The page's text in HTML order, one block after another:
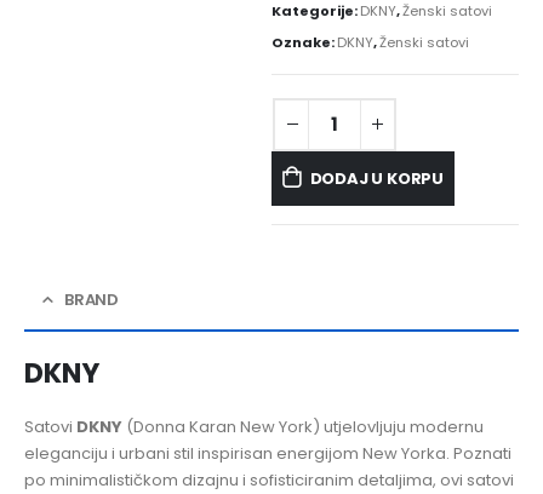
Kategorije:DKNY,Ženski satovi
Oznake:DKNY,Ženski satovi
DODAJ U KORPU
BRAND
DKNY
Satovi DKNY (Donna Karan New York) utjelovljuju modernu
eleganciju i urbani stil inspirisan energijom New Yorka. Poznati
po minimalističkom dizajnu i sofisticiranim detaljima, ovi satovi